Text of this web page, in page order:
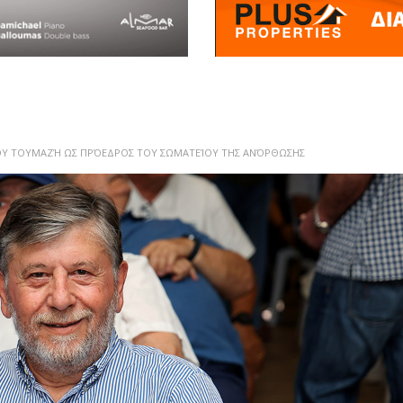
ΤΟΥΜΑΖΉ ΩΣ ΠΡΌΕΔΡΟΣ ΤΟΥ ΣΩΜΑΤΕΊΟΥ ΤΗΣ ΑΝΌΡΘΩΣΗΣ